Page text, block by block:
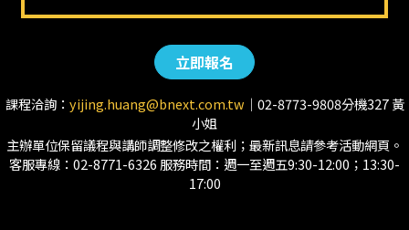
立即報名
課程洽詢： yijing.huang@bnext.com.tw ｜02-8773-9808分機327 黃
小姐
主辦單位保留議程與講師調整修改之權利；最新訊息請參考活動網頁。
客服專線：02-8771-6326 服務時間：週一至週五9:30-12:00；13:30-
17:00